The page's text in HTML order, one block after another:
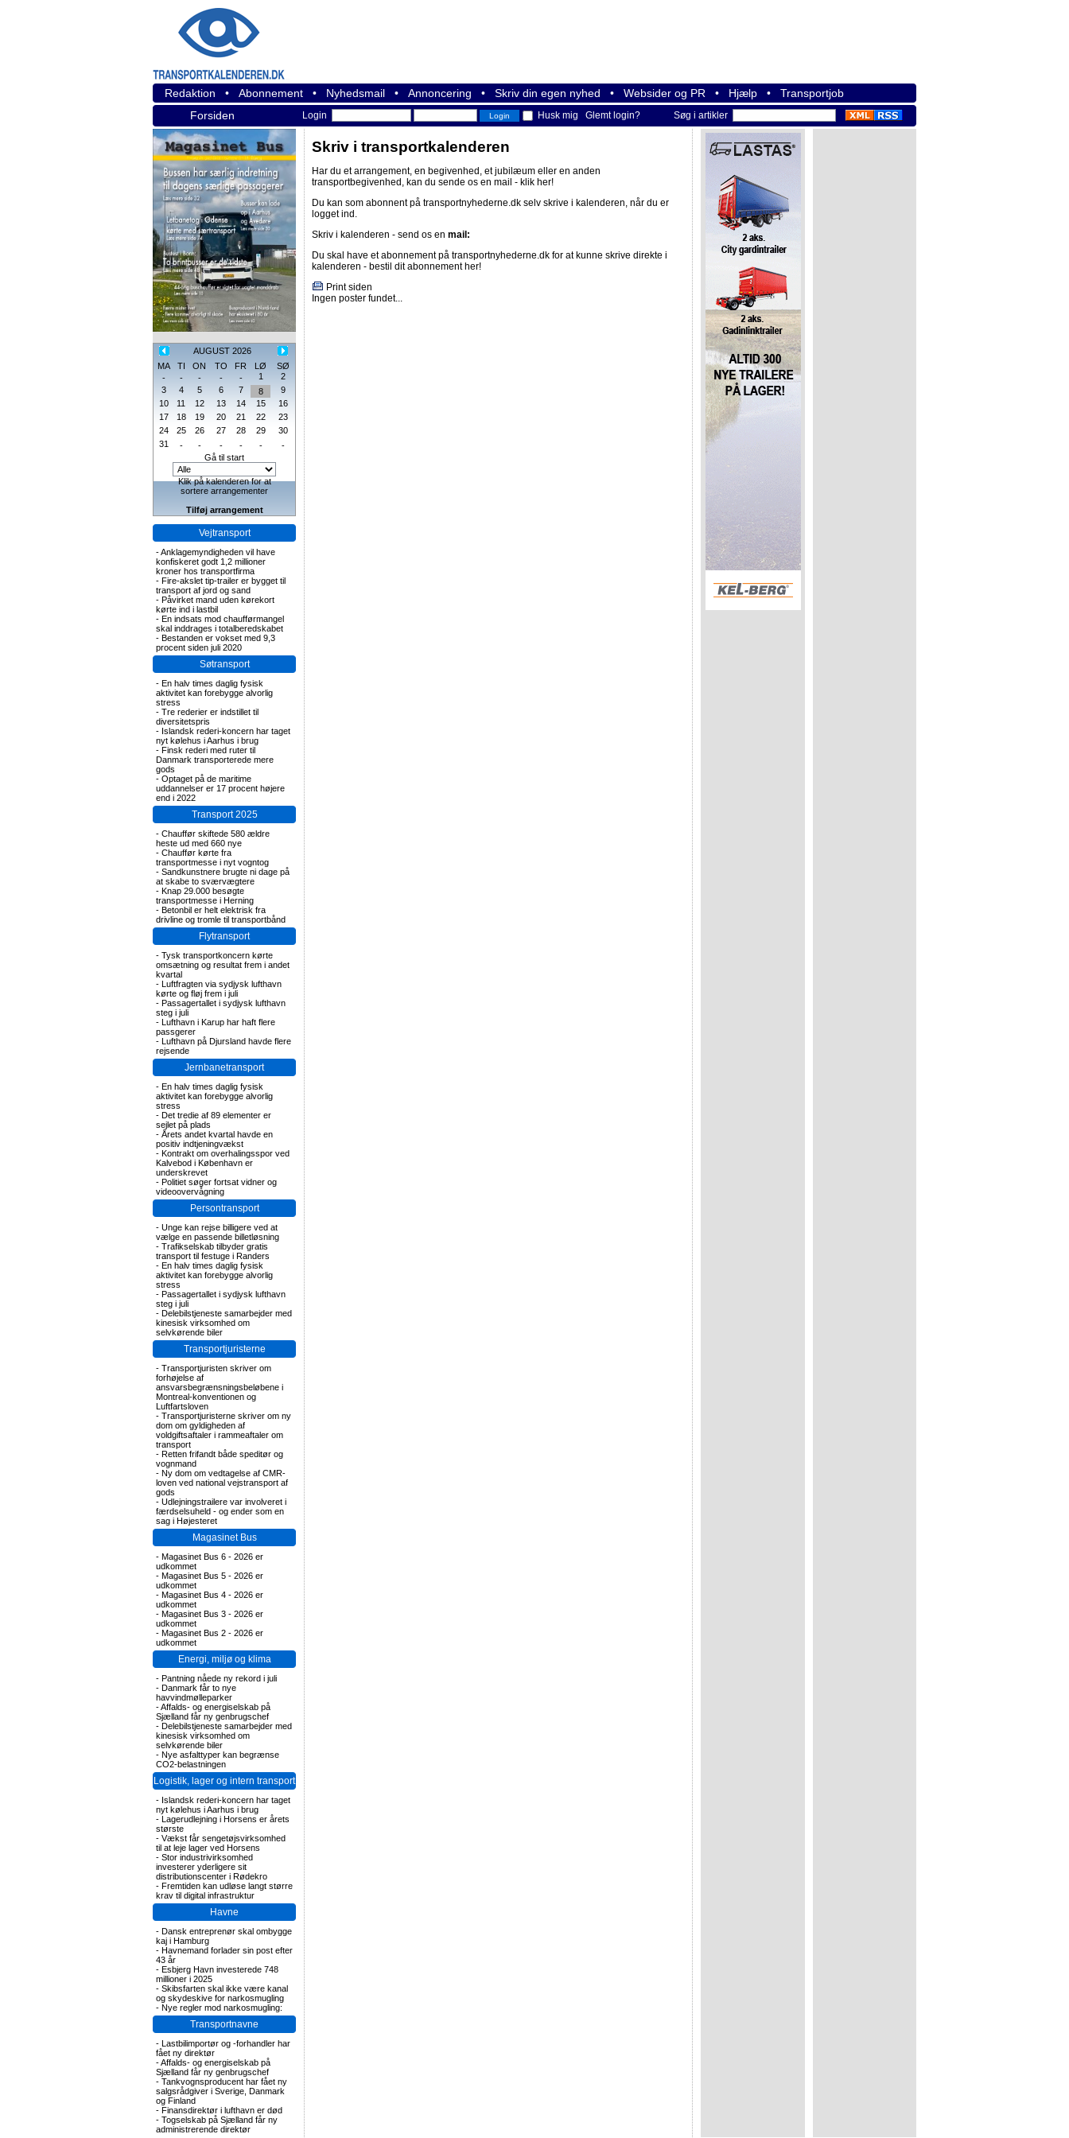
Redaktion • Abonnement • Nyhedsmail • Annoncering • Skriv din egen nyhed • Websider og PR • Hjælp • Transportjob
Forsiden
Login Husk mig Glemt login? Søg i artikler
AUGUST 2026
MA
TI ON TO FR LØ
SØ
-
- - - - 1
2
3
4 5 6 7 8
9
10
11 12 13 14 15
16
17
18 19 20 21 22
23
24
25 26 27 28 29
30
31
- - - - -
-
Gå til start
Klik på kalenderen for at
sortere arrangementer
Tilføj arrangement
Vejtransport
-Anklagemyndigheden vil have
konfiskeret godt 1,2 millioner
kroner hos transportfirma
- Fire-akslet tip-trailer er bygget til
transport af jord og sand
- Påvirket mand uden kørekort
kørte ind i lastbil
- En indsats mod chaufførmangel
skal inddrages i totalberedskabet
- Bestanden er vokset med 9,3
procent siden juli 2020
Søtransport
- En halv times daglig fysisk
aktivitet kan forebygge alvorlig
stress
- Tre rederier er indstillet til
diversitetspris
- Islandsk rederi-koncern har taget
nyt kølehus i Aarhus i brug
- Finsk rederi med ruter til
Danmark transporterede mere
gods
- Optaget på de maritime
uddannelser er 17 procent højere
end i 2022
Transport 2025
- Chauffør skiftede 580 ældre
heste ud med 660 nye
- Chauffør kørte fra
transportmesse i nyt vogntog
- Sandkunstnere brugte ni dage på
at skabe to sværvægtere
- Knap 29.000 besøgte
transportmesse i Herning
- Betonbil er helt elektrisk fra
drivline og tromle til transportbånd
Flytransport
- Tysk transportkoncern kørte
omsætning og resultat frem i andet
kvartal
- Luftfragten via sydjysk lufthavn
kørte og fløj frem i juli
- Passagertallet i sydjysk lufthavn
steg i juli
- Lufthavn i Karup har haft flere
passgerer
- Lufthavn på Djursland havde flere
rejsende
Jernbanetransport
- En halv times daglig fysisk
aktivitet kan forebygge alvorlig
stress
- Det tredie af 89 elementer er
sejlet på plads
- Årets andet kvartal havde en
positiv indtjeningvækst
- Kontrakt om overhalingsspor ved
Kalvebod i København er
underskrevet
- Politiet søger fortsat vidner og
videoovervågning
Persontransport
- Unge kan rejse billigere ved at
vælge en passende billetløsning
- Trafikselskab tilbyder gratis
transport til festuge i Randers
- En halv times daglig fysisk
aktivitet kan forebygge alvorlig
stress
- Passagertallet i sydjysk lufthavn
steg i juli
- Delebilstjeneste samarbejder med
kinesisk virksomhed om
selvkørende biler
Transportjuristerne
- Transportjuristen skriver om
forhøjelse af
ansvarsbegrænsningsbeløbene i
Montreal-konventionen og
Luftfartsloven
- Transportjuristerne skriver om ny
dom om gyldigheden af
voldgiftsaftaler i rammeaftaler om
transport
- Retten frifandt både speditør og
vognmand
- Ny dom om vedtagelse af CMR-
loven ved national vejstransport af
gods
- Udlejningstrailere var involveret i
færdselsuheld - og ender som en
sag i Højesteret
Magasinet Bus
- Magasinet Bus 6 - 2026 er
udkommet
- Magasinet Bus 5 - 2026 er
udkommet
- Magasinet Bus 4 - 2026 er
udkommet
- Magasinet Bus 3 - 2026 er
udkommet
- Magasinet Bus 2 - 2026 er
udkommet
Energi, miljø og klima
- Pantning nåede ny rekord i juli
- Danmark får to nye
havvindmølleparker
-Affalds- og energiselskab på
Sjælland får ny genbrugschef
- Delebilstjeneste samarbejder med
kinesisk virksomhed om
selvkørende biler
- Nye asfalttyper kan begrænse
CO2-belastningen
Logistik, lager og intern transport
- Islandsk rederi-koncern har taget
nyt kølehus i Aarhus i brug
- Lagerudlejning i Horsens er årets
største
- Vækst får sengetøjsvirksomhed
til at leje lager ved Horsens
- Stor industrivirksomhed
investerer yderligere sit
distributionscenter i Rødekro
- Fremtiden kan udløse langt større
krav til digital infrastruktur
Havne
- Dansk entreprenør skal ombygge
kaj i Hamburg
- Havnemand forlader sin post efter
43 år
- Esbjerg Havn investerede 748
millioner i 2025
- Skibsfarten skal ikke være kanal
og skydeskive for narkosmugling
- Nye regler mod narkosmugling:
Transportnavne
- Lastbilimportør og -forhandler har
fået ny direktør
-Affalds- og energiselskab på
Sjælland får ny genbrugschef
- Tankvognsproducent har fået ny
salgsrådgiver i Sverige, Danmark
og Finland
- Finansdirektør i lufthavn er død
- Togselskab på Sjælland får ny
administrerende direktør
Skriv i transportkalenderen
Har du et arrangement, en begivenhed, et jubilæum eller en anden
transportbegivenhed, kan du sende os en mail - klik her!
Du kan som abonnent på transportnyhederne.dk selv skrive i kalenderen, når du er
logget ind.
Skriv i kalenderen - send os en mail:
Du skal have et abonnement på transportnyhederne.dk for at kunne skrive direkte i
kalenderen - bestil dit abonnement her!
Print siden
Ingen poster fundet...